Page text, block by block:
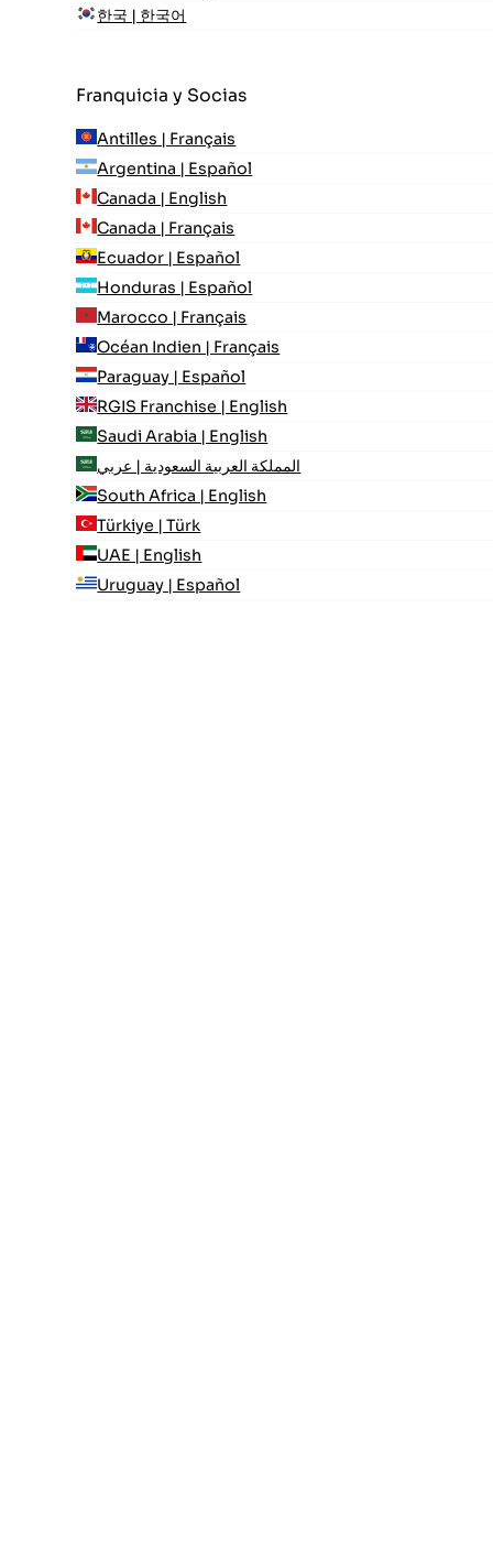
한국 | 한국어
Franquicia y Socias
Antilles | Français
Argentina | Español
Canada | English
Canada | Français
Ecuador | Español
Honduras | Español
Marocco | Français
Océan Indien | Français
Paraguay | Español
RGIS Franchise | English
Saudi Arabia | English
المملكة العربية السعودية | عربي
South Africa | English
Türkiye | Türk
UAE | English
Uruguay | Español